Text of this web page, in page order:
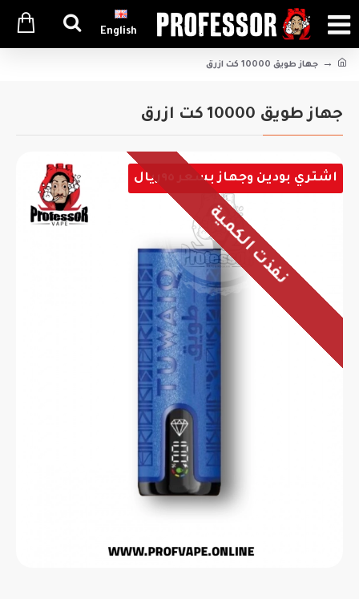
English
جهاز طويق 10000 كت ازرق
جهاز طويق 10000 كت ازرق
اشتري بودين وجهاز بسعر ٩٥ريال
نفذت الكمية